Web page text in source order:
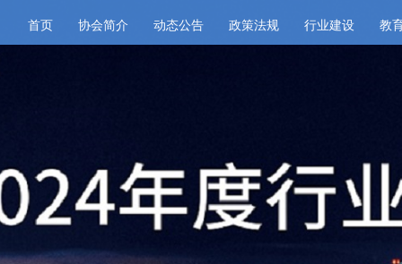
首页 协会简介 动态公告 政策法规 行业建设 教